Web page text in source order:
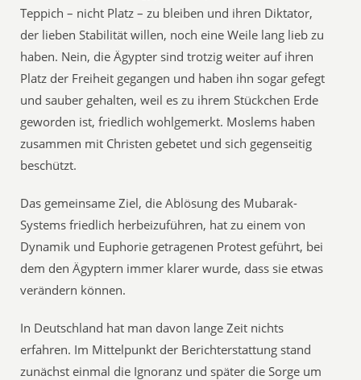
Teppich – nicht Platz – zu bleiben und ihren Diktator,
der lieben Stabilität willen, noch eine Weile lang lieb zu
haben. Nein, die Ägypter sind trotzig weiter auf ihren
Platz der Freiheit gegangen und haben ihn sogar gefegt
und sauber gehalten, weil es zu ihrem Stückchen Erde
geworden ist, friedlich wohlgemerkt. Moslems haben
zusammen mit Christen gebetet und sich gegenseitig
beschützt.
Das gemeinsame Ziel, die Ablösung des Mubarak-
Systems friedlich herbeizuführen, hat zu einem von
Dynamik und Euphorie getragenen Protest geführt, bei
dem den Ägyptern immer klarer wurde, dass sie etwas
verändern können.
In Deutschland hat man davon lange Zeit nichts
erfahren. Im Mittelpunkt der Berichterstattung stand
zunächst einmal die Ignoranz und später die Sorge um